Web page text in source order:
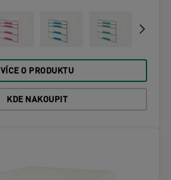
VÍCE O PRODUKTU
KDE NAKOUPIT